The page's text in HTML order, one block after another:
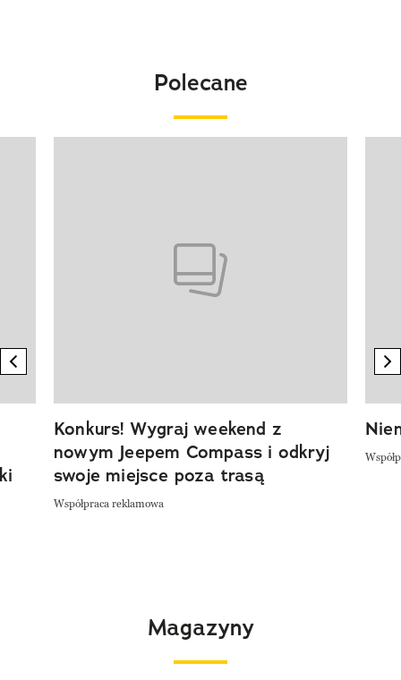
Polecane
previous element
Konkurs! Wygraj weekend z
nowym Jeepem Compass i odkryj
swoje miejsce poza trasą
Współpraca reklamowa
Magazyny